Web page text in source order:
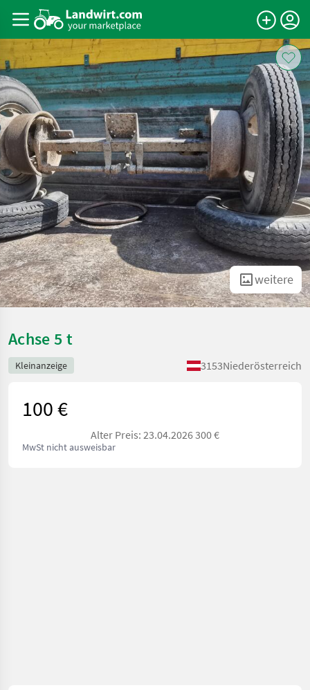
weitere
Achse 5 t
Kleinanzeige 3153Niederösterreich
100 €
Alter Preis: 23.04.2026 300 €
MwSt nicht ausweisbar